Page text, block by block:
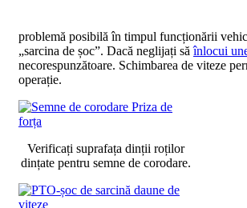
problemă posibilă în timpul funcționării
„sarcina de șoc”. Dacă neglijați săînlocui
necorespunzătoare. Schimbarea de viteze
operație.
Verificați suprafața dinții roților
dințate pentru semne de corodare.